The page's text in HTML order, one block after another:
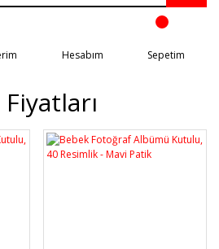
Hesabım Sepetim